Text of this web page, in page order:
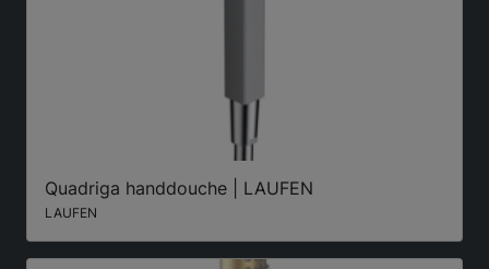
Quadriga handdouche | LAUFEN
LAUFEN